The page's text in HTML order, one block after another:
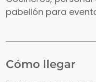
pabellón para
Cómo llegar